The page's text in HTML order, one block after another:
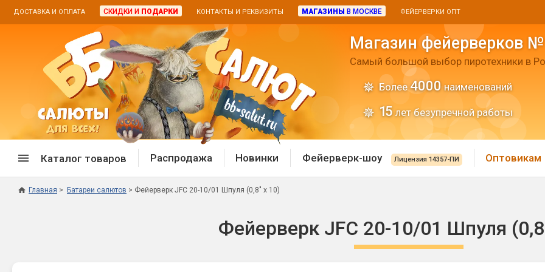
ДОСТАВКА И ОПЛАТА СКИДКИ И ПОДАРКИ КОНТАКТЫ И РЕКВИЗИТЫ МАГАЗИНЫ В МОСКВЕ ФЕЙЕРВЕРКИ ОПТ
Магазин фейерверков
Самый большой выбор пиротехники в
Более 4000 наименований
15 лет безупречной работы
Каталог товаров
Дневные батареи
Хлопушки и
Распродажа Новинки Фейерверк-шоу Лицензия 14357-ПИ Оптовикам
Главная Батареи салютов Фейерверк JFС 20-10/01 Шпуля (0,8" х 10)
Фейерверк JFС 20-10/01 Шпуля